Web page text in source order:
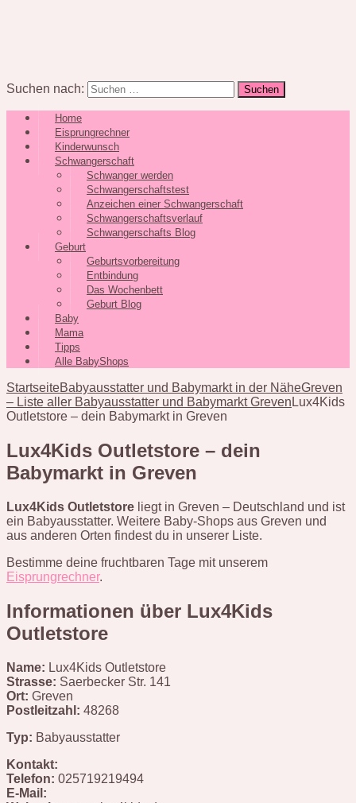
Suchen nach:
Home
Eisprungrechner
Kinderwunsch
Schwangerschaft
Schwanger werden
Schwangerschaftstest
Anzeichen einer Schwangerschaft
Schwangerschaftsverlauf
Schwangerschafts Blog
Geburt
Geburtsvorbereitung
Entbindung
Das Wochenbett
Geburt Blog
Baby
Mama
Tipps
Alle BabyShops
StartseiteBabyausstatter und Babymarkt in der NäheGreven
– Liste aller Babyausstatter und Babymarkt Greven Lux4Kids
Outletstore – dein Babymarkt in Greven
Lux4Kids Outletstore – dein
Babymarkt in Greven
Lux4Kids Outletstore liegt in Greven – Deutschland und ist
ein Babyausstatter. Weitere Baby-Shops aus Greven und
aus anderen Orten findest du in unserer Liste.
Bestimme deine fruchtbaren Tage mit unserem
Eisprungrechner.
Informationen über Lux4Kids
Outletstore
Name: Lux4Kids Outletstore
Strasse: Saerbecker Str. 141
Ort: Greven
Postleitzahl: 48268
Typ: Babyausstatter
Kontakt:
Telefon: 025719219494
E-Mail: